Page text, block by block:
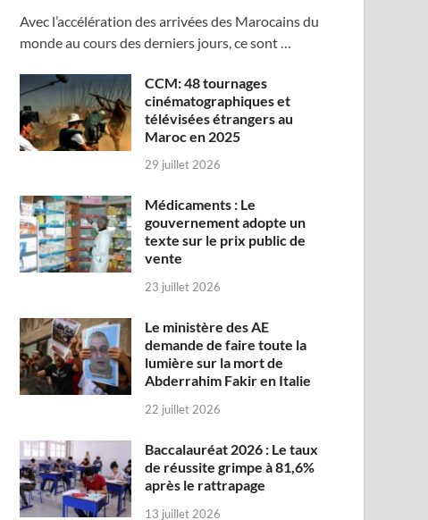
Avec l’accélération des arrivées des Marocains du
monde au cours des derniers jours, ce sont …
CCM: 48 tournages
cinématographiques et
télévisées étrangers au
Maroc en 2025
29 juillet 2026
Médicaments : Le
gouvernement adopte un
texte sur le prix public de
vente
23 juillet 2026
Le ministère des AE
demande de faire toute la
lumière sur la mort de
Abderrahim Fakir en Italie
22 juillet 2026
Baccalauréat 2026 : Le taux
de réussite grimpe à 81,6%
après le rattrapage
13 juillet 2026